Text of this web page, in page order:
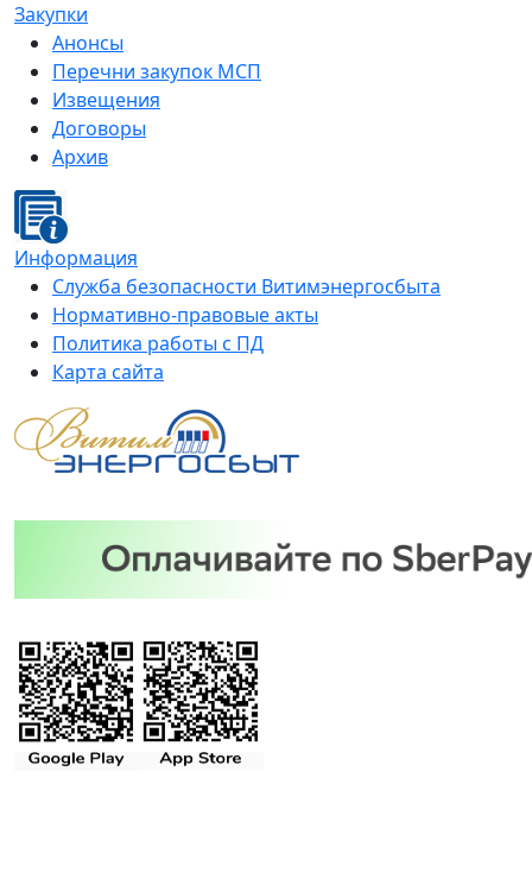
Закупки
Анонсы
Перечни закупок МСП
Извещения
Договоры
Архив
Информация
Служба безопасности Витимэнергосбыта
Нормативно-правовые акты
Политика работы с ПД
Карта сайта